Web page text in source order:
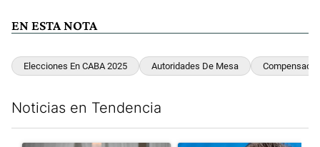
EN ESTA NOTA
Elecciones En CABA 2025 Autoridades De Mesa
Noticias en Tendencia